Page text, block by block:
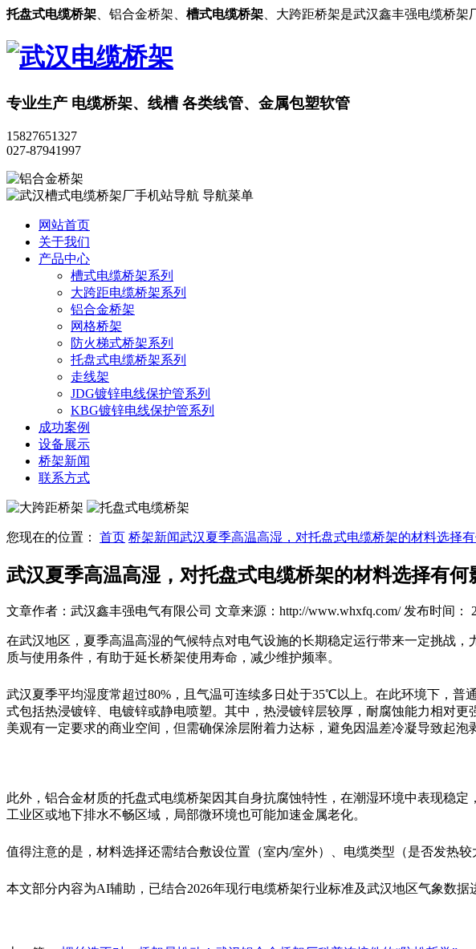
托盘式电缆桥架 、铝合金桥架、 槽式电缆桥架 、大跨距桥架是武汉鑫丰强电缆桥架
专业生产 电缆桥架、线槽 各类线管、金属包塑软管
15827651327
027-87941997
导航菜单
网站首页
关于我们
产品中心
槽式电缆桥架系列
大跨距电缆桥架系列
铝合金桥架
网格桥架
防火梯式桥架系列
托盘式电缆桥架系列
走线架
JDG镀锌电线保护管系列
KBG镀锌电线保护管系列
成功案例
设备展示
桥架新闻
联系方式
您现在的位置： 首页 桥架新闻武汉夏季高温高湿，对托盘式电缆桥架的材料选择有
武汉夏季高温高湿，对托盘式电缆桥架的材料选择有何
文章作者：武汉鑫丰强电气有限公司 文章来源：http://www.whxfq.com/ 发布时间：
在武汉地区，夏季高温高湿的气候特点对电气设施的长期稳定运行带来一定挑战，
质与使用条件，有助于延长桥架使用寿命，减少维护频率。
武汉夏季平均湿度常超过80%，且气温可连续多日处于35℃以上。在此环境下，
式包括热浸镀锌、电镀锌或静电喷塑。其中，热浸镀锌层较厚，耐腐蚀能力相对
美观有一定要求的商业空间，但需确保涂层附着力达标，避免因温差冷凝导致起泡
此外，铝合金材质的托盘式电缆桥架因其自身抗腐蚀特性，在潮湿环境中表现稳
工业区或地下排水不畅区域，局部微环境也可能加速金属老化。
值得注意的是，材料选择还需结合敷设位置（室内/室外）、电缆类型（是否发热
本文部分内容为AI辅助，已结合2026年现行电缆桥架行业标准及武汉地区气象数